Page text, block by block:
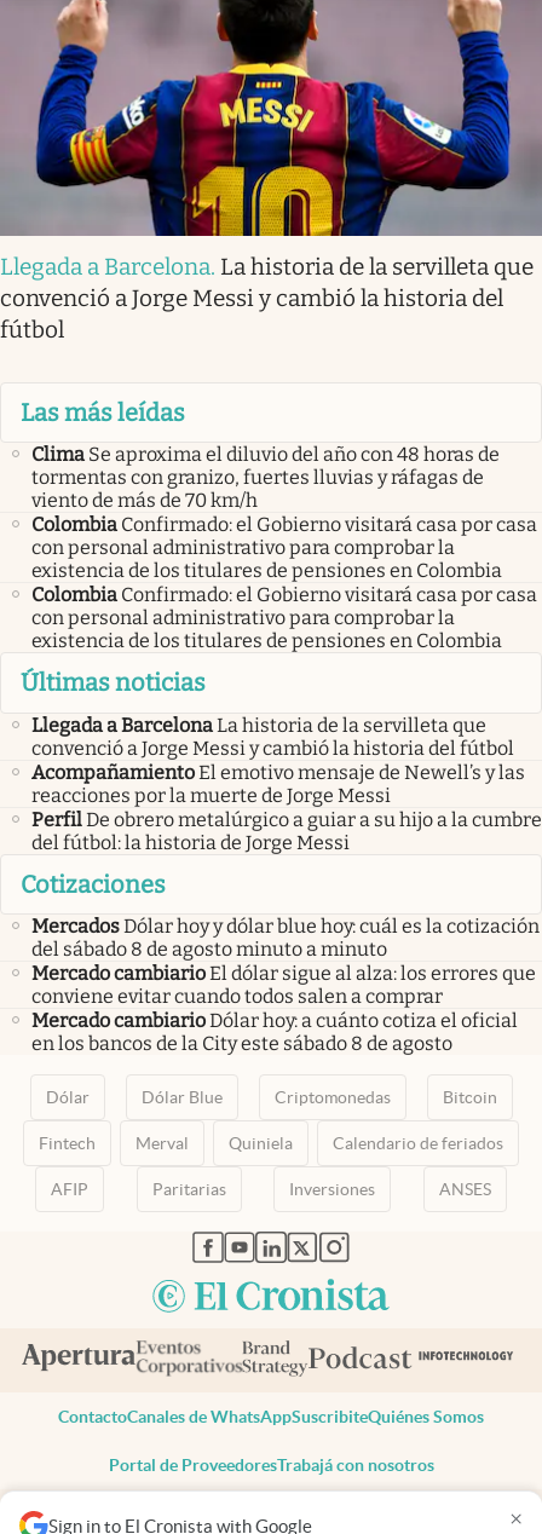
Sign in to El Cronista with Google ×
Llegada a Barcelona. La historia de la servilleta que
convenció a Jorge Messi y cambió la historia del
fútbol
Las más leídas
Clima Se aproxima el diluvio del año con 48 horas de
tormentas con granizo, fuertes lluvias y ráfagas de
viento de más de 70 km/h
Colombia Confirmado: el Gobierno visitará casa por casa
con personal administrativo para comprobar la
existencia de los titulares de pensiones en Colombia
Colombia Confirmado: el Gobierno visitará casa por casa
con personal administrativo para comprobar la
existencia de los titulares de pensiones en Colombia
Últimas noticias
Llegada a BarcelonaLa historia de la servilleta que
convenció a Jorge Messi y cambió la historia del fútbol
AcompañamientoEl emotivo mensaje de Newell’s y las
reacciones por la muerte de Jorge Messi
PerfilDe obrero metalúrgico a guiar a su hijo a la cumbre
del fútbol: la historia de Jorge Messi
Cotizaciones
MercadosDólar hoy y dólar blue hoy: cuál es la cotización
del sábado 8 de agosto minuto a minuto
Mercado cambiarioEl dólar sigue al alza: los errores que
conviene evitar cuando todos salen a comprar
Mercado cambiarioDólar hoy: a cuánto cotiza el oficial
en los bancos de la City este sábado 8 de agosto
Dólar Dólar Blue Criptomonedas Bitcoin
Fintech Merval Quiniela Calendario de feriados
AFIP Paritarias Inversiones ANSES
abre en nueva pestaña
abre en nueva pestaña
abre en nueva pestaña
abre en nueva pestaña
abre en nueva pestaña
ContactoCanales de WhatsAppSuscribiteQuiénes Somos
Portal de ProveedoresTrabajá con nosotros